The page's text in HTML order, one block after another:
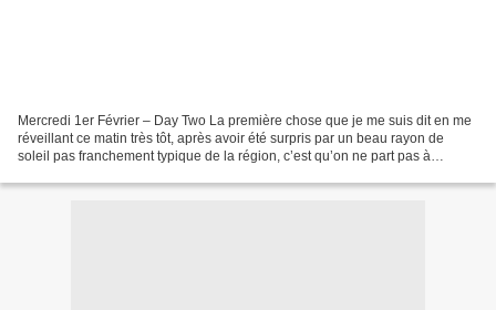
Mercredi 1er Février – Day Two La première chose que je me suis dit en me
réveillant ce matin très tôt, après avoir été surpris par un beau rayon de
soleil pas franchement typique de la région, c’est qu’on ne part pas à